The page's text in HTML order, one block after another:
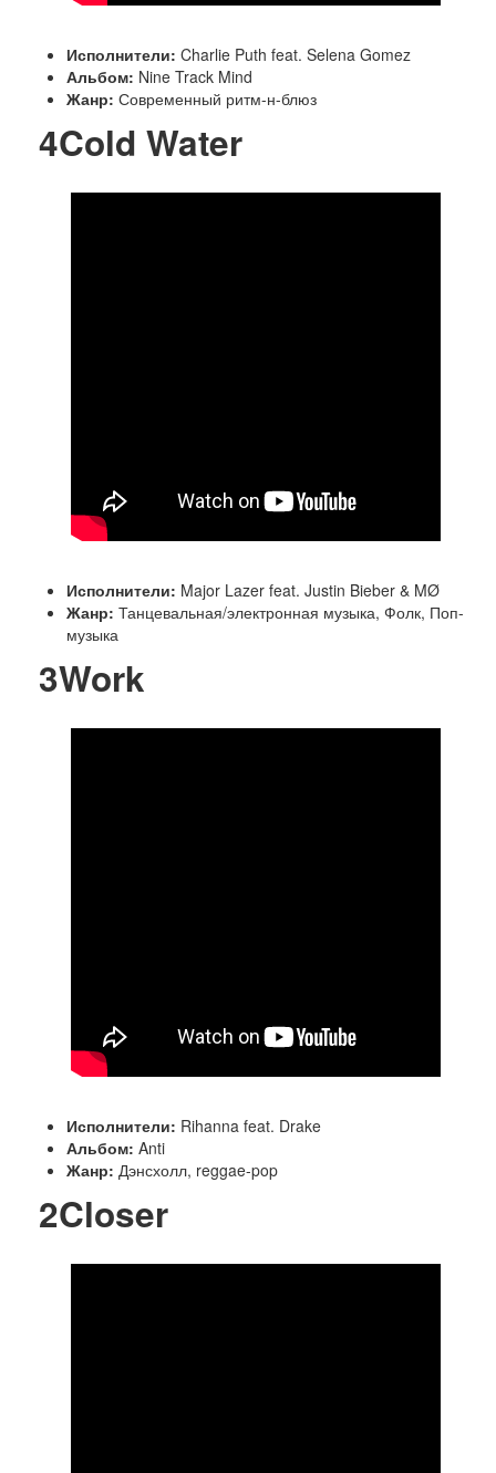
Исполнители: Charlie Puth feat. Selena Gomez
Альбом: Nine Track Mind
Жанр: Современный ритм-н-блюз
4Cold Water
Исполнители: Major Lazer feat. Justin Bieber & MØ
Жанр: Танцевальная/электронная музыка, Фолк, Поп-
музыка
3Work
Исполнители: Rihanna feat. Drake
Альбом: Anti
Жанр: Дэнсхолл, reggae-pop
2Closer